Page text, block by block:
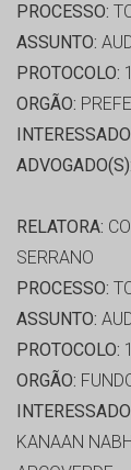
PROCESSO:
ASSUNTO:
PROTOCOLO:
ORGÃO:
ADVOGADO(S):
RELATORA:
SERRANO
PROCESSO:
ASSUNTO:
PROTOCOLO:
ORGÃO:
KANAAN